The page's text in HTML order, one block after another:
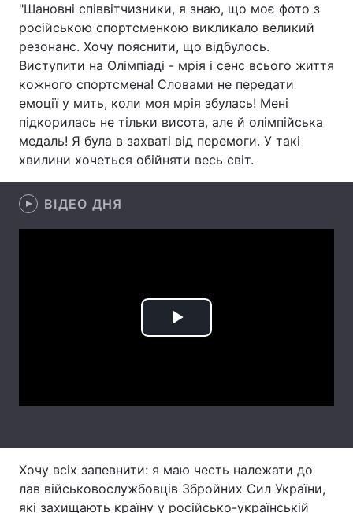
Зброя Інциденти
Здоров'я Туризм
Цікавинки Погода
Екологія Регіони
Лонгріди
Відео з Youtube
Тема оформлення
"Шановні співвітчизники, я знаю, що моє фото з
російською спортсменкою викликало великий
резонанс. Хочу пояснити, що відбулось.
Виступити на Олімпіаді - мрія і сенс всього життя
кожного спортсмена! Словами не передати
емоції у мить, коли моя мрія збулась! Мені
підкорилась не тільки висота, але й олімпійська
медаль! Я була в захваті від перемоги. У такі
хвилини хочеться обійняти весь світ.
ВІДЕО ДНЯ
Play
Хочу всіх запевнити: я маю честь належати до
лав військовослужбовців Збройних Сил України,
які захищають країну у російсько-українській